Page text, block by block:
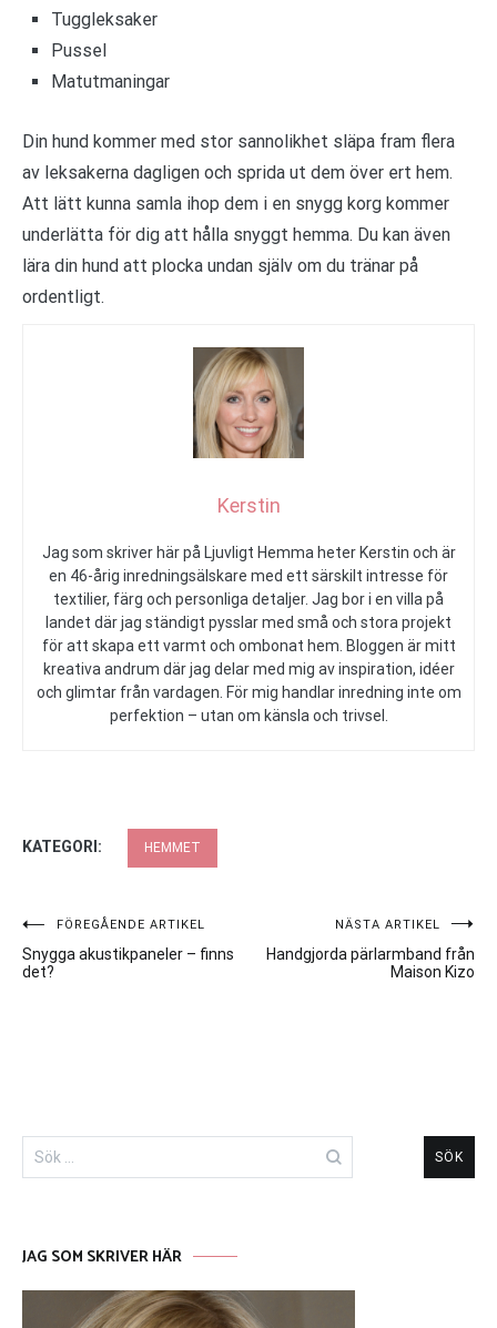
Tuggleksaker
Pussel
Matutmaningar
Din hund kommer med stor sannolikhet släpa fram flera
av leksakerna dagligen och sprida ut dem över ert hem.
Att lätt kunna samla ihop dem i en snygg korg kommer
underlätta för dig att hålla snyggt hemma. Du kan även
lära din hund att plocka undan själv om du tränar på
ordentligt.
Kerstin
Jag som skriver här på Ljuvligt Hemma heter Kerstin och är
en 46-årig inredningsälskare med ett särskilt intresse för
textilier, färg och personliga detaljer. Jag bor i en villa på
landet där jag ständigt pysslar med små och stora projekt
för att skapa ett varmt och ombonat hem. Bloggen är mitt
kreativa andrum där jag delar med mig av inspiration, idéer
och glimtar från vardagen. För mig handlar inredning inte om
perfektion – utan om känsla och trivsel.
KATEGORI: HEMMET
Inläggsnavigering
FÖREGÅENDE ARTIKEL
Snygga akustikpaneler – finns
det?
NÄSTA ARTIKEL
Handgjorda pärlarmband från
Maison Kizo
efter:
JAG SOM SKRIVER HÄR